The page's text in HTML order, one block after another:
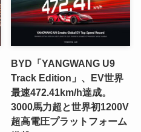
BYD「YANGWANG U9
Track Edition」、EV世界
最速472.41km/h達成。
3000馬力超と世界初1200V
超高電圧プラットフォーム